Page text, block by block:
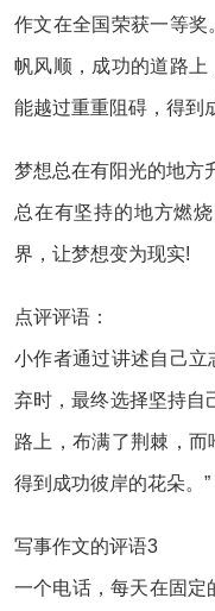
作文在全国荣获一等
帆风顺，成功的道路
能越过重重阻碍，得到
梦想总在有阳光的地方
总在有坚持的地方燃
界，让梦想变为现实!
点评评语：
小作者通过讲述自己
弃时，最终选择坚持自
路上，布满了荆棘，而
得到成功彼岸的花朵。”
写事作文的评语3
一个电话，每天在固定